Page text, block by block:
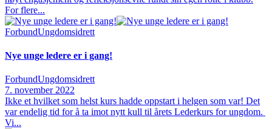
For flere...
ForbundUngdomsidrett
Nye unge ledere er i gang!
ForbundUngdomsidrett
7. november 2022
Ikke et hvilket som helst kurs hadde oppstart i helgen som var! Det
var endelig tid for å ta imot nytt kull til årets Lederkurs for ungdom.
Vi...